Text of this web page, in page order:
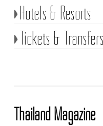
Hotels & Resorts
Tickets & Transfers
Thailand Magazine